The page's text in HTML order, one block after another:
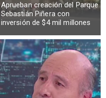
Aprueban creación del Parque
Sebastián Piñera con
inversión de $4 mil millones